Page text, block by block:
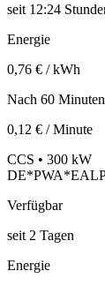
seit 12:24
Energie
0,76 € / kWh
Nach 60 Minuten
0,12 € / Minute
CCS • 300 kW
Verfügbar
seit 2 Tagen
Energie